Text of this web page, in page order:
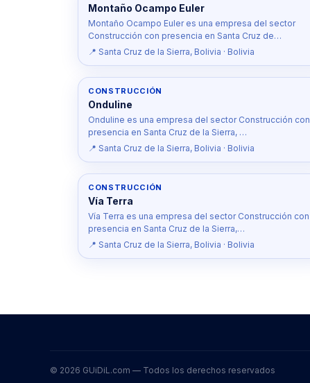
Montaño Ocampo Euler
Montaño Ocampo Euler es una empresa del sector
Construcción con presencia en Santa Cruz de…
📍 Santa Cruz de la Sierra, Bolivia · Bolivia
CONSTRUCCIÓN
Onduline
Onduline es una empresa del sector Construcción con
presencia en Santa Cruz de la Sierra, …
📍 Santa Cruz de la Sierra, Bolivia · Bolivia
CONSTRUCCIÓN
Vía Terra
Vía Terra es una empresa del sector Construcción con
presencia en Santa Cruz de la Sierra,…
📍 Santa Cruz de la Sierra, Bolivia · Bolivia
© 2026 GUiDiL.com — Todos los derechos reservados